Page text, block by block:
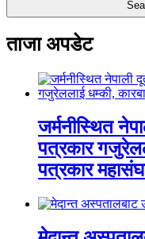
ताजा अपडेट
जर्मनीस्थित
पत्रकार
पत्रकार